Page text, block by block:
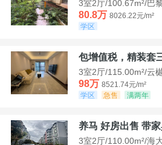
3室2厅/100.67m²/巴
80.8万 8026.22元/m²
学区
包增值税，精装套
3室2厅/115.00m²/云
98万 8521.74元/m²
学区
急售 满两年
养马 好房出售 带
3室2厅/110.00m²/海